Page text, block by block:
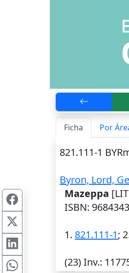
Ficha Por
821.111-1
Byron, Lord,
Mazeppa
ISBN:
1. 821.111-1;
(23)Inv.: